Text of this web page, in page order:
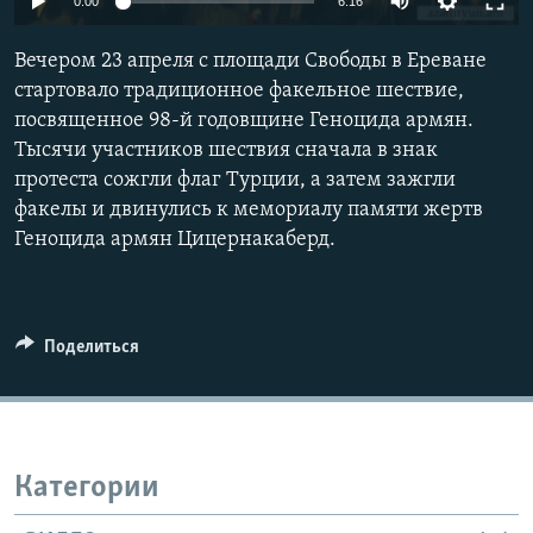
English
Русский
Все сайты Радио Азатутюн
Вечером 23 апреля с площади Свободы в Ереване
стартовало традиционное факельное шествие,
посвященное 98-й годовщине Геноцида армян.
Тысячи участников шествия сначала в знак
протеста сожгли флаг Турции, а затем зажгли
факелы и двинулись к мемориалу памяти жертв
Геноцида армян Цицернакаберд.
Поделиться
Категории